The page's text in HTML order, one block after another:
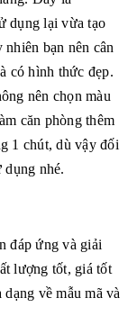
dụng lại vừa tạo
bạn nên cân
có hình thức đẹp.
nên chọn màu
căn phòng thêm
1 chút, dù vậy đối
dụng nhé.
đáp ứng và giải
lượng tốt, giá tốt
về mẫu mã và